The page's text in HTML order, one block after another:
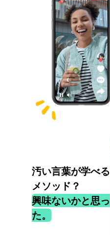
汚い言葉が学べる
メソッド？
興味ないかと思っ
た。